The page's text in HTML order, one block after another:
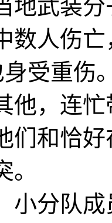
地武装
数人伤
身受重伤
他，连
们和恰
小分队